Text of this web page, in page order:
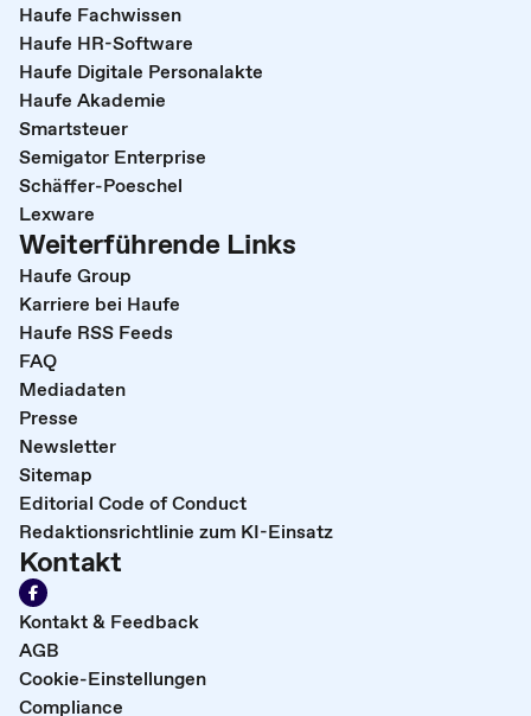
Haufe Fachwissen
Haufe HR-Software
Haufe Digitale Personalakte
Haufe Akademie
Smartsteuer
Semigator Enterprise
Schäffer-Poeschel
Lexware
Weiterführende Links
Haufe Group
Karriere bei Haufe
Haufe RSS Feeds
FAQ
Mediadaten
Presse
Newsletter
Sitemap
Editorial Code of Conduct
Redaktionsrichtlinie zum KI-Einsatz
Kontakt
Kontakt & Feedback
AGB
Cookie-Einstellungen
Compliance